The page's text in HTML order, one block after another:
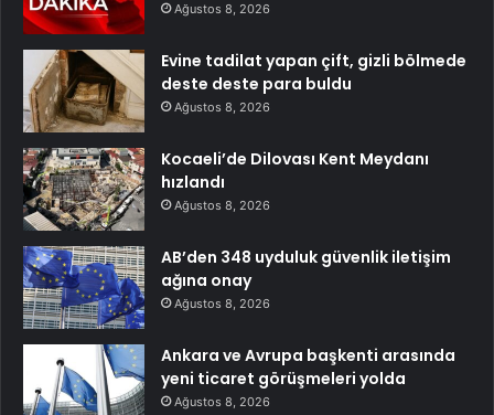
Ağustos 8, 2026
Evine tadilat yapan çift, gizli bölmede
deste deste para buldu
Ağustos 8, 2026
Kocaeli’de Dilovası Kent Meydanı
hızlandı
Ağustos 8, 2026
AB’den 348 uyduluk güvenlik iletişim
ağına onay
Ağustos 8, 2026
Ankara ve Avrupa başkenti arasında
yeni ticaret görüşmeleri yolda
Ağustos 8, 2026